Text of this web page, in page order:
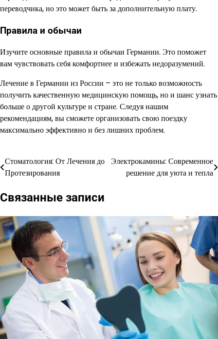
переводчика, но это может быть за дополнительную плату.
Правила и обычаи
Изучите основные правила и обычаи Германии. Это поможет
вам чувствовать себя комфортнее и избежать недоразумений.
Лечение в Германии из России – это не только возможность
получить качественную медицинскую помощь, но и шанс узнать
больше о другой культуре и стране. Следуя нашим
рекомендациям, вы сможете организовать свою поездку
максимально эффективно и без лишних проблем.
Навигация
по
записям
Стоматология: От Лечения до
Протезирования
Электрокамины: Современное
решение для уюта и тепла
Связанные записи